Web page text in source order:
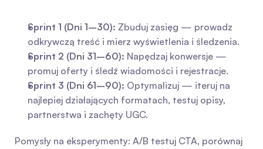
Sprint 1 (Dni 1–30): Zbuduj zasięg — prowadz
odkrywczą treść i mierz wyświetlenia i śledzenia.
Sprint 2 (Dni 31–60): Napędzaj konwersje —
promuj oferty i śledź wiadomości i rejestracje.
Sprint 3 (Dni 61–90): Optymalizuj — iteruj na
najlepiej działających formatach, testuj opisy,
partnerstwa i zachęty UGC.
Pomysły na eksperymenty: A/B testuj CTA, porównaj